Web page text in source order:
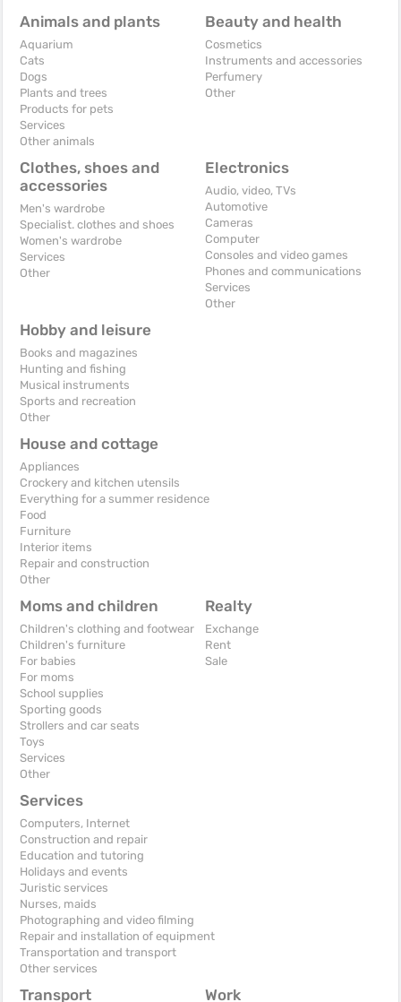
Animals and plants
Aquarium
Cats
Dogs
Plants and trees
Products for pets
Services
Other animals
Beauty and health
Cosmetics
Instruments and accessories
Perfumery
Other
Clothes, shoes and
accessories
Men's wardrobe
Specialist. clothes and shoes
Women's wardrobe
Services
Other
Electronics
Audio, video, TVs
Automotive
Cameras
Computer
Consoles and video games
Phones and communications
Services
Other
Hobby and leisure
Books and magazines
Hunting and fishing
Musical instruments
Sports and recreation
Other
House and cottage
Appliances
Crockery and kitchen utensils
Everything for a summer residence
Food
Furniture
Interior items
Repair and construction
Other
Moms and children
Children's clothing and footwear
Children's furniture
For babies
For moms
School supplies
Sporting goods
Strollers and car seats
Toys
Services
Other
Realty
Exchange
Rent
Sale
Services
Computers, Internet
Construction and repair
Education and tutoring
Holidays and events
Juristic services
Nurses, maids
Photographing and video filming
Repair and installation of equipment
Transportation and transport
Other services
Transport Work